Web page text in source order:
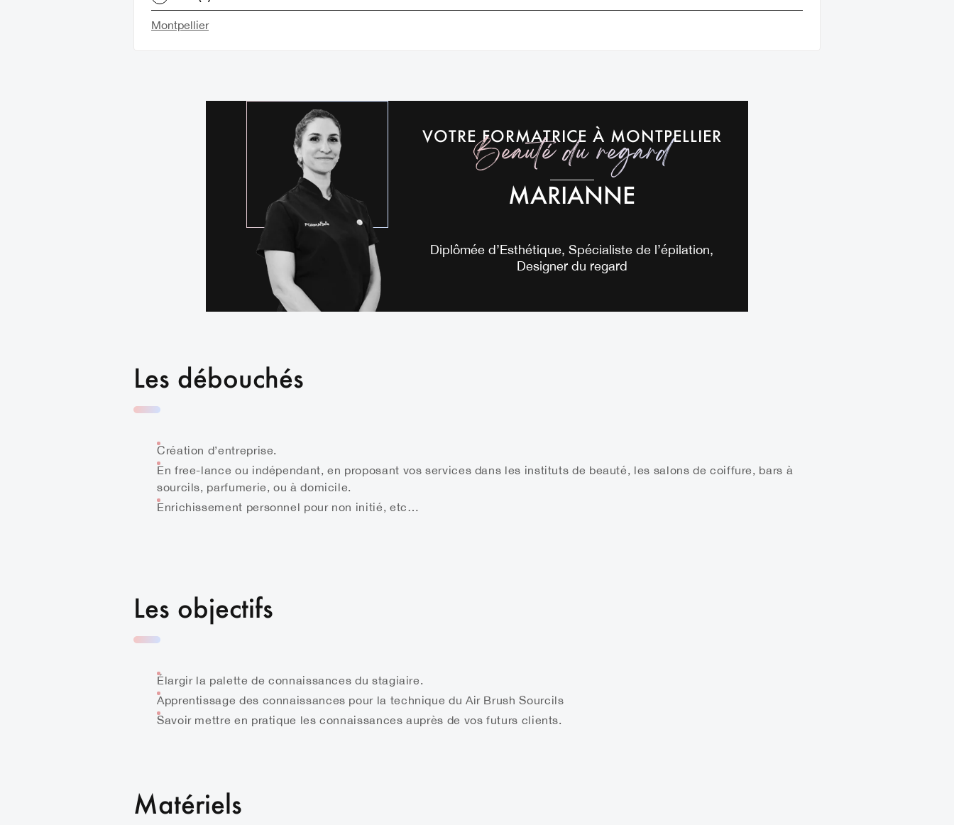
Montpellier
VOTRE FORMATRICE À MONTPELLIER
Beauté du regard
MARIANNE
Diplômée d’Esthétique, Spécialiste de l’épilation,
Designer du regard
Les débouchés
Création d’entreprise.
En free-lance ou indépendant, en proposant vos services dans les instituts de beauté, les salons de coiffure, bars à
sourcils, parfumerie, ou à domicile.
Enrichissement personnel pour non initié, etc…
Les objectifs
Élargir la palette de connaissances du stagiaire.
Apprentissage des connaissances pour la technique du Air Brush Sourcils
Savoir mettre en pratique les connaissances auprès de vos futurs clients.
Matériels